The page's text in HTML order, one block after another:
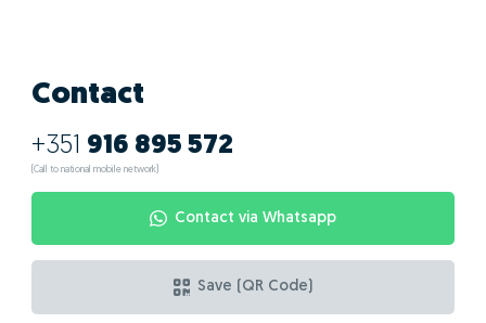
Contact
+351 916 895 572
(Call to national mobile network)
Contact via Whatsapp
Save (QR Code)